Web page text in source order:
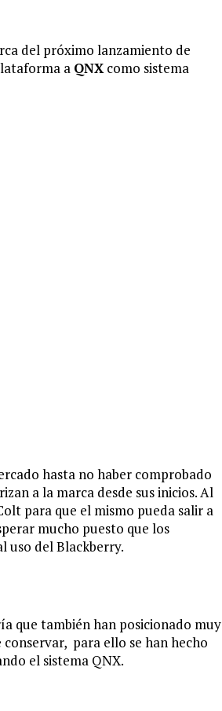
del próximo lanzamiento de
a QNX como sistema
hasta no haber comprobado
a la marca desde sus inicios. Al
para que el mismo pueda salir a
mucho puesto que los
uso del Blackberry.
que también han posicionado muy
para ello se han hecho
el sistema QNX.